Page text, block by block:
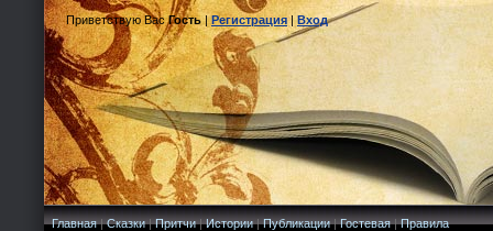
Приветствую Вас Гость|Регистрация|Вход
Главная|Сказки|Притчи|Истории|Публикации|Гостевая|Правила